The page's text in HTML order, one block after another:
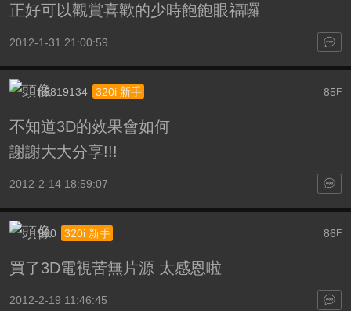
正好可以觀賞喜歡的少時飽飽眼福囉
2012-1-31 21:00:59
85 F
h5819134 320i 新手
不知道3D的效果會如何
謝謝大大分享!!!
2012-2-14 18:59:07
86 F
900 320i 新手
買了3D電視苦無片源 太感恩啦
2012-2-19 11:46:45